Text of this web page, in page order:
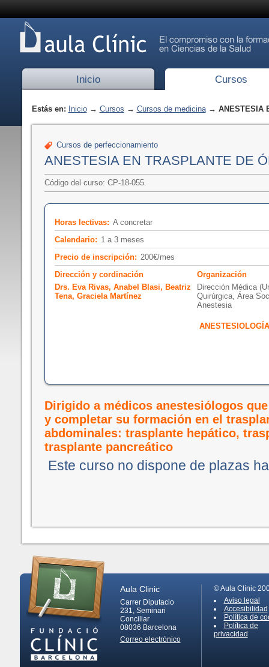
Inicio Cursos
Estás en: Inicio→ Cursos → Cursos de medicina→ ANESTESIA
Cursos de perfeccionamiento
ANESTESIA EN TRASPLANTE DE
Código del curso: CP-18-055.
Horas lectivas: A concretar
Calendario: 1 a 3 meses
Precio de inscripción: 200€/mes
Dirección y cordinación
Drs. Eva Rivas, Anabel Blasi, Beatriz
Tena, Graciela Martínez
Organización
Dirección Médica
Quirúrgica, Área
Anestesia
Dirigido a médicos anestesiólogos
y completar su formación en el
abdominales: trasplante hepático,
trasplante pancreático
Este curso no dispone de plazas
Aula Clinic
Carrer Diputacio
231, Seminari
Conciliar
08036 Barcelona
Correo electrónico
© Aula Clínic
Aviso legal
Accesibilidad
Política de
Política de
privacidad